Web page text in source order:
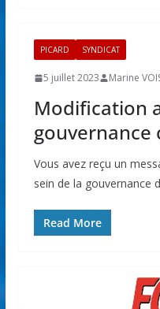
PICARD SYNDICAT
5 juillet 2023 Marine
Modification
gouvernance
Vous avez reçu un
sein de la gouvernance
Read More